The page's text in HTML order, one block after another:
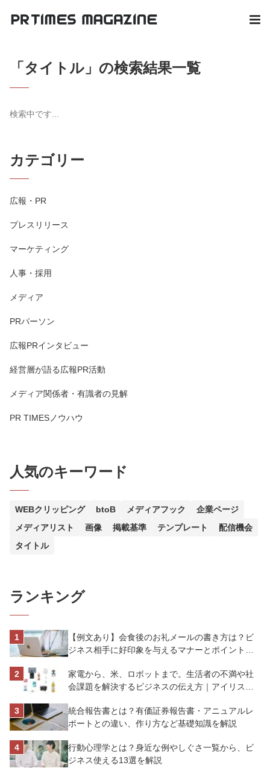
「タイトル」の検索結果一覧
検索中です...
カテゴリー
広報・PR
プレスリリース
マーケティング
人事・採用
メディア
PRパーソン
広報PRインタビュー
経営層が語る広報PR活動
メディア関係者・有識者の見解
PR TIMESノウハウ
人気のキーワード
WEBクリッピング btoB メディアフック
企業ページ
メディアリスト
画像 掲載基準 テンプレート
配信機会
タイトル
ランキング
【例文あり】会食後のお礼メールの書き方は？ビ
ジネス相手に好印象を与えるマナーとポイントを
家電から、米、ロボットまで。生活者の不満や社
会課題を解決するビジネスの伝え方｜アイリスオ
統合報告書とは？有価証券報告書・アニュアルレ
ポートとの違い、作り方など基礎知識を解説
行動心理学とは？身近な例やしぐさ一覧から、ビ
ジネス使える13選を解説